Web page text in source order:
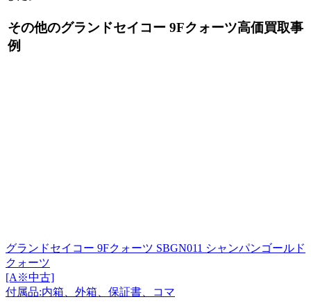
その他のグランドセイコー 9Fクォーツ高価買取事
例
グランドセイコー 9Fクォーツ SBGN011 シャンパンゴールド
クォーツ
[A※中古]
付属品:内箱、外箱、保証書、コマ